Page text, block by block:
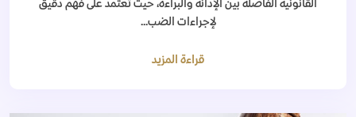
القانونية الفاصلة بين الإدانة والبراءة، حيث تعتمد على فهم دقيق
لإجراءات الضب...
قراءة المزيد